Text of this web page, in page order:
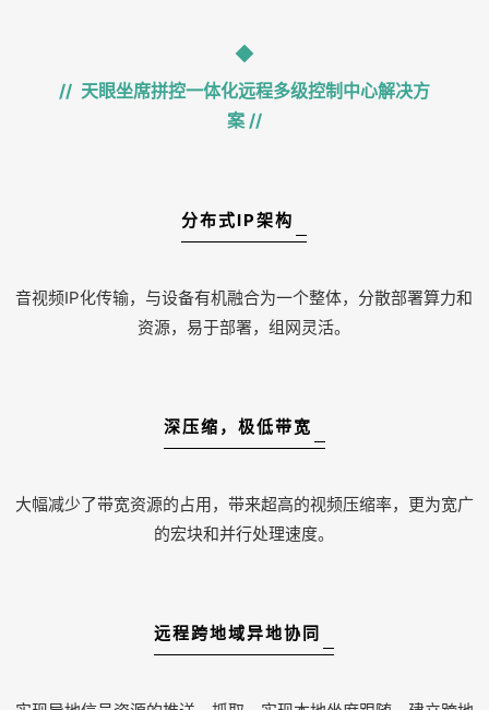
// 天眼坐席拼控一体化远程多级控制中心解决方
案//
分布式IP架构
音视频IP化传输，与设备有机融合为一个整体，分散部署算力和
资源，易于部署，组网灵活。
深压缩，极低带宽
大幅减少了带宽资源的占用，带来超高的视频压缩率，更为宽广
的宏块和并行处理速度。
远程跨地域异地协同